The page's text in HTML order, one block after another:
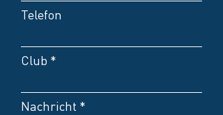
Telefon
Club
Nachricht